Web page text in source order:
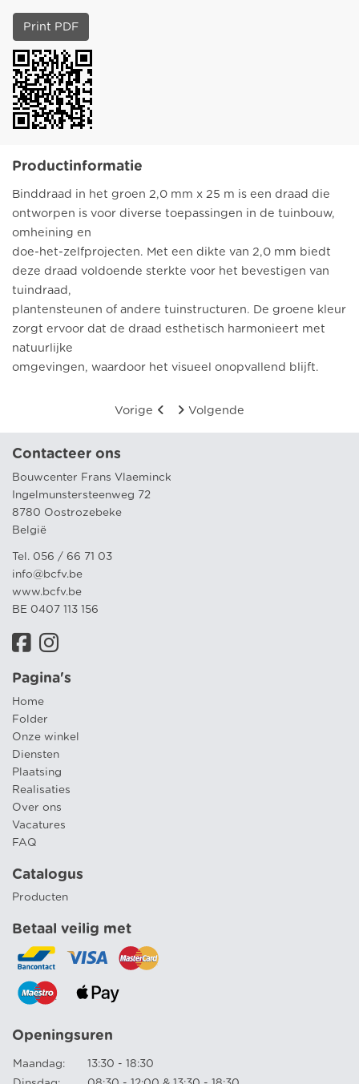
Print PDF
Productinformatie
Binddraad in het groen 2,0 mm x 25 m is een draad die
ontworpen is voor diverse toepassingen in de tuinbouw,
omheining en
doe-het-zelfprojecten. Met een dikte van 2,0 mm biedt
deze draad voldoende sterkte voor het bevestigen van
tuindraad,
plantensteunen of andere tuinstructuren. De groene kleur
zorgt ervoor dat de draad esthetisch harmonieert met
natuurlijke
omgevingen, waardoor het visueel onopvallend blijft.
Vorige Volgende
Contacteer ons
Bouwcenter Frans Vlaeminck
Ingelmunstersteenweg 72
8780 Oostrozebeke
België
Tel. 056 / 66 71 03
info@bcfv.be
www.bcfv.be
BE 0407 113 156
Pagina's
Home
Folder
Onze winkel
Diensten
Plaatsing
Realisaties
Over ons
Vacatures
FAQ
Catalogus
Producten
Betaal veilig met
Openingsuren
Maandag:
13:30 - 18:30